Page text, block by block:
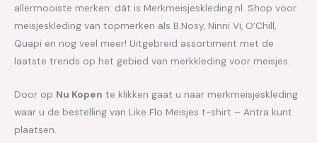
allermooiste merken: dát is Merkmeisjeskleding.nl. Shop voor
meisjeskleding van topmerken als B.Nosy, Ninni Vi, O’Chill,
Quapi en nog veel meer! Uitgebreid assortiment met de
laatste trends op het gebied van merkkleding voor meisjes.
Door op Nu Kopen te klikken gaat u naar merkmeisjeskleding
waar u de bestelling van Like Flo Meisjes t-shirt – Antra kunt
plaatsen.